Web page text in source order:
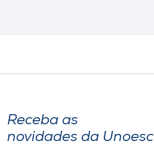
Receba as
novidades da Unoesc